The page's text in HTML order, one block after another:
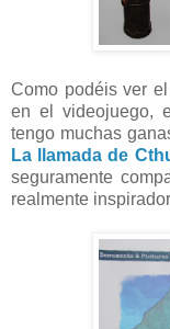
Como podéis ver
en el videojuego,
tengo muchas
La llamada de
seguramente
realmente